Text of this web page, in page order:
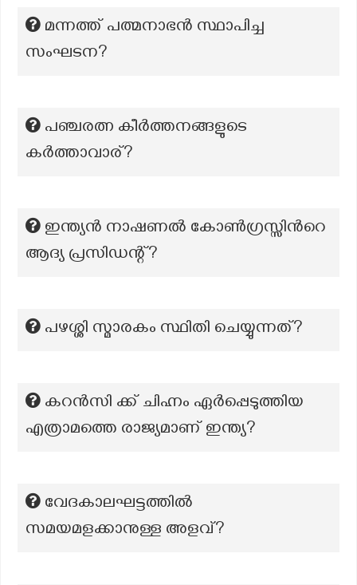
മന്നത്ത് പത്മനാഭൻ സ്ഥാപിച്ച
സംഘടന?
പഞ്ചരത്ന കീർത്തനങ്ങളുടെ
കർത്താവാര്?
ഇന്ത്യൻ നാഷണൽ കോൺഗ്രസ്സിന്‍റെ
ആദ്യ പ്രസിഡന്റ്?
പഴശ്ശി സ്മാരകം സ്ഥിതി ചെയ്യുന്നത്?
കറൻസി ക്ക് ചിഹ്നം ഏർപ്പെടുത്തിയ
എത്രാമത്തെ രാജ്യമാണ് ഇന്ത്യ?
വേദകാലഘട്ടത്തിൽ
സമയമളക്കാനുള്ള അളവ്?